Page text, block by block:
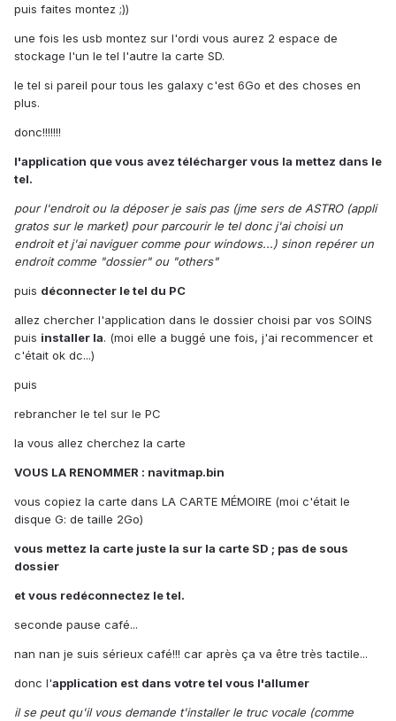
puis faites montez ;))
une fois les usb montez sur l'ordi vous aurez 2 espace de
stockage l'un le tel l'autre la carte SD.
le tel si pareil pour tous les galaxy c'est 6Go et des choses en
plus.
donc!!!!!!!
l'application que vous avez télécharger vous la mettez dans le
tel.
pour l'endroit ou la déposer je sais pas (jme sers de ASTRO (appli
gratos sur le market) pour parcourir le tel donc j'ai choisi un
endroit et j'ai naviguer comme pour windows...) sinon repérer un
endroit comme "dossier" ou "others"
puis déconnecter le tel du PC
allez chercher l'application dans le dossier choisi par vos SOINS
puis installer la. (moi elle a buggé une fois, j'ai recommencer et
c'était ok dc...)
puis
rebrancher le tel sur le PC
la vous allez cherchez la carte
VOUS LA RENOMMER : navitmap.bin
vous copiez la carte dans LA CARTE MÉMOIRE (moi c'était le
disque G: de taille 2Go)
vous mettez la carte juste la sur la carte SD ; pas de sous
dossier
et vous redéconnectez le tel.
seconde pause café...
nan nan je suis sérieux café!!! car après ça va être très tactile...
donc l'application est dans votre tel vous l'allumer
il se peut qu'il vous demande t'installer le truc vocale (comme